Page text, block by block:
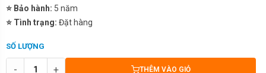
⭐ Bảo hành: 5 năm
⭐ Tình trạng: Đặt hàng
SỐ LƯỢNG
- + THÊM VÀO GIỎ